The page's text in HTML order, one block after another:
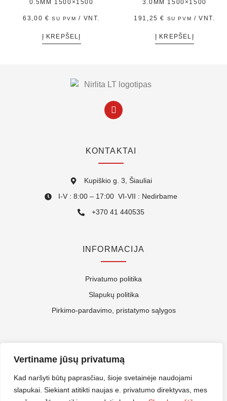
Vertiname jūsų privatumą
Kad naršyti būtų paprasčiau, šioje svetainėje naudojami
slapukai. Siekiant atitikti naujas e. privatumo direktyvas, mes
0.5MM 1500×1500
63,00 € SU PVM / VNT.
Į KREPŠELĮ
3.0MM 1500×1500
191,25€ SU PVM / VNT.
Į KREPŠELĮ
KONTAKTAI
Kupiškio g. 3, Šiauliai
I-V : 8:00 – 17:00 VI-VII : Nedirbame
+370 41 440535
INFORMACIJA
Privatumo politika
Slapukų politika
Pirkimo-pardavimo, pristatymo sąlygos
Kontaktai
Rekvizitai